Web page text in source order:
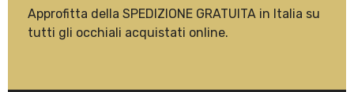
Approfitta della SPEDIZIONE GRATUITA in Italia su
tutti gli occhiali acquistati online.